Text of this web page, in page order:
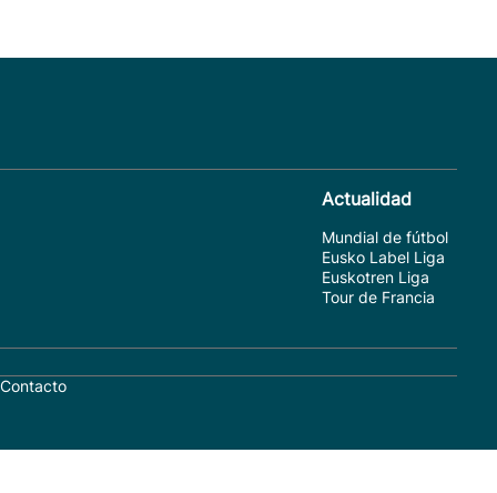
Actualidad
Mundial de fútbol
Eusko Label Liga
Euskotren Liga
Tour de Francia
Contacto